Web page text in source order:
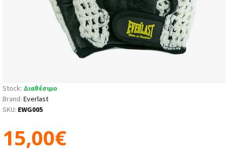
Stock: Διαθέσιμο
Brand: Everlast
SKU: EWG005
15,00€